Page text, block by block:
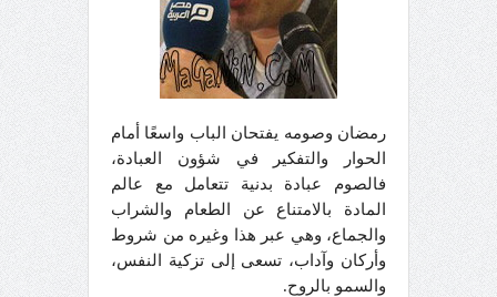
رمضان وصومه يفتحان الباب واسعًا أمام
الحوار والتفكير في شؤون العبادة،
فالصوم عبادة بدنية تتعامل مع عالم
المادة بالامتناع عن الطعام والشراب
والجماع، وهي عبر هذا وغيره من شروط
وأركان وآداب، تسعى إلى تزكية النفس،
والسمو بالروح.